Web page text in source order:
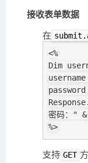
接收表单数据
在
<%
Dim
密码："
%>
支持 GET